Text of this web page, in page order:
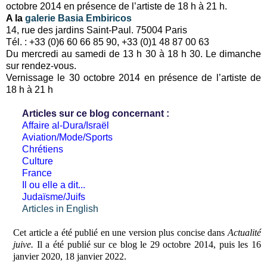
octobre 2014 en présence de l’artiste de 18 h à 21 h.
A la galerie Basia Embiricos
14, rue des jardins Saint-Paul. 75004 Paris
Tél. : +33 (0)6 60 66 85 90, +33 (0)1 48 87 00 63
Du mercredi au samedi de 13 h 30 à 18 h 30. Le dimanche
sur rendez-vous.
Vernissage le 30 octobre 2014 en présence de l’artiste de
18 h à 21 h
Articles sur ce blog concernant :
Affaire al-Dura/Israël
Aviation/Mode/Sports
Chrétiens
Culture
France
Il ou elle a dit...
Judaïsme/Juifs
Articles in English
Cet article a été publié en une version plus concise dans Actualité
juive. Il a été publié sur ce blog le 29 octobre 2014, puis les 16
janvier 2020, 18 janvier 2022.